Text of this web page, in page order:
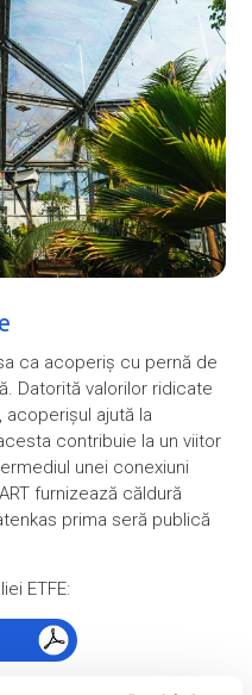
ca acoperiș cu pernă de
Datorită valorilor ridicate
acoperișul ajută la
contribuie la un viitor
unei conexiuni
furnizează căldură
prima seră publică
ETFE: